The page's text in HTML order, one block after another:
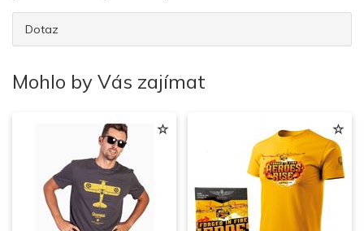
Dotaz
Mohlo by Vás zajímat